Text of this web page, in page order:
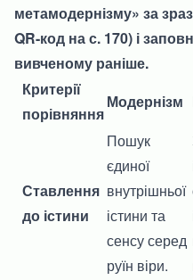
метамодернізму» за
QR-код на с. 170) і
вивченому раніше.
Критерії
порівняння
Модернізм
Ставлення
до істини
Пошук
єдиної
внутрішньої
істини та
сенсу серед
руїн віри.